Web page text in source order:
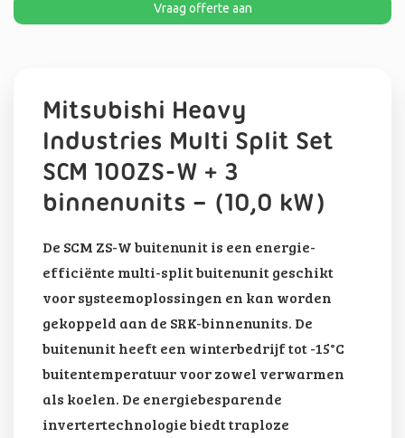
Vraag offerte aan
Mitsubishi Heavy
Industries Multi Split Set
SCM 100ZS-W + 3
binnenunits – (10,0 kW)
De SCM ZS-W buitenunit is een energie-
efficiënte multi-split buitenunit geschikt
voor systeemoplossingen en kan worden
gekoppeld aan de SRK-binnenunits. De
buitenunit heeft een winterbedrijf tot -15°C
buitentemperatuur voor zowel verwarmen
als koelen. De energiebesparende
invertertechnologie biedt traploze